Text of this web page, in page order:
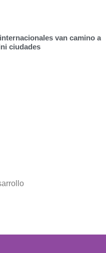
van camino a
ciudades